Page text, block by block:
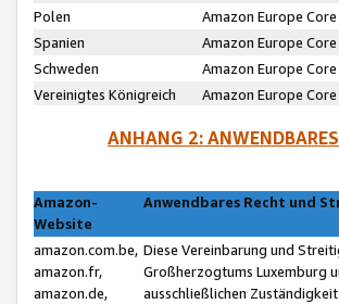
Polen
Amazon Europe Core
Spanien
Amazon Europe Core
Schweden
Amazon Europe Core
Vereinigtes Königreich
Amazon Europe Core
ANHANG 2:
Amazon-
Website
Anwendbares Recht und
amazon.com.be,
amazon.fr,
amazon.de,
Diese Vereinbarung und
Großherzogtums Luxemburg
ausschließlichen